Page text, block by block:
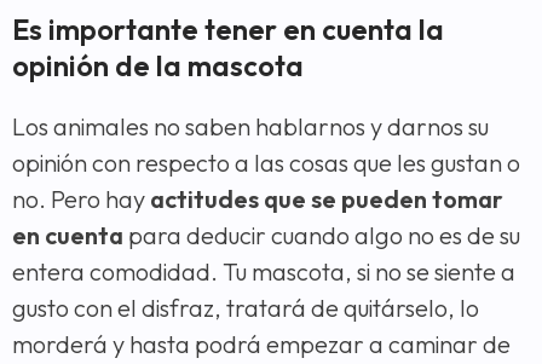
Es importante tener en cuenta la
opinión de la mascota
Los animales no saben hablarnos y darnos su
opinión con respecto a las cosas que les gustan o
no. Pero hay actitudes que se pueden tomar
en cuenta para deducir cuando algo no es de su
entera comodidad. Tu mascota, si no se siente a
gusto con el disfraz, tratará de quitárselo, lo
morderá y hasta podrá empezar a caminar de